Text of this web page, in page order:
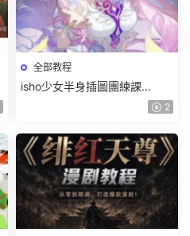
全部教程
isho少女半身插圖團練課
2026【畫質高清隻有視頻】 2